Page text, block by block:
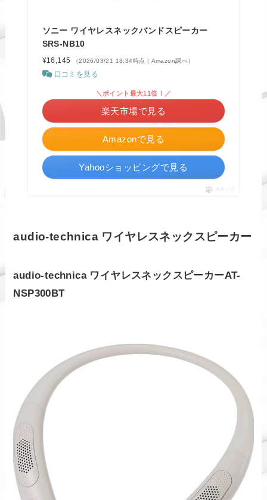
ソニー ワイヤレスネックバンドスピーカー
SRS-NB10
¥16,145 （2026/03/21 18:34時点 | Amazon調べ）
口コミを見る
Amazonで見る
＼ポイント最大11倍！／
楽天市場で見る
Yahooショッピングで見る
ポチップ
audio-technica ワイヤレスネックスピーカー
audio-technica ワイヤレスネックスピーカーAT-
NSP300BT